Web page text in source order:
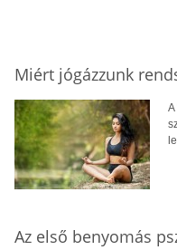
Miért jógázzunk
A
Az első benyomás